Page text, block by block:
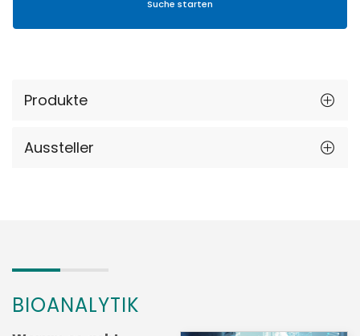
Produkte
Aussteller
BIOANALYTIK